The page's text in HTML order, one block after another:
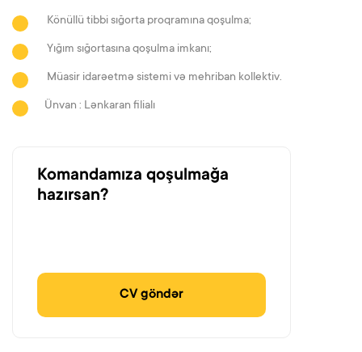
Könüllü tibbi sığorta proqramına qoşulma;
Yığım sığortasına qoşulma imkanı;
Müasir idarəetmə sistemi və mehriban kollektiv.
Ünvan : Lənkaran filialı
Komandamıza qoşulmağa
hazırsan?
CV göndər